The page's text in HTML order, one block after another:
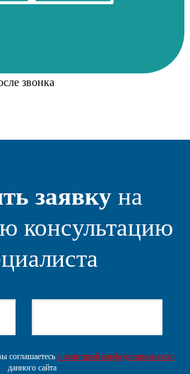
звонка
заявку на
консультацию
соглашаетесь с политикой конфеденциальности
данного сайта